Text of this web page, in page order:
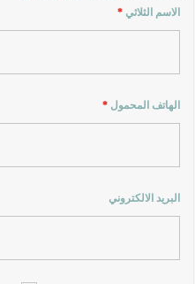
الاسم الثلاثي*
الهاتف المحمول*
البريد الالكتروني